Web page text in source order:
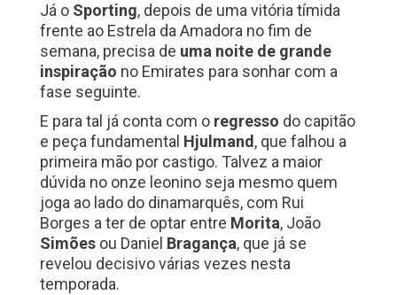
Já o Sporting, depois de uma vitória tímida
frente ao Estrela da Amadora no fim de
semana, precisa de uma noite de grande
inspiração no Emirates para sonhar com a
fase seguinte.
E para tal já conta com o regresso do capitão
e peça fundamental Hjulmand , que falhou a
primeira mão por castigo. Talvez a maior
dúvida no onze leonino seja mesmo quem
joga ao lado do dinamarquês, com Rui
Borges a ter de optar entre Morita, João
Simõesou Daniel Bragança, que já se
revelou decisivo várias vezes nesta
temporada.